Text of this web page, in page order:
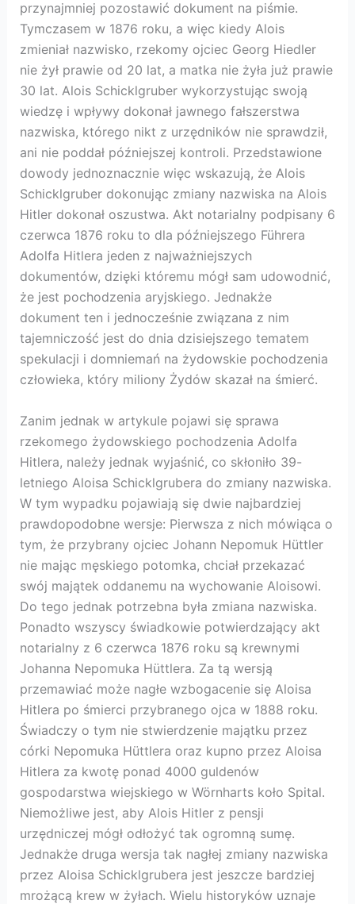
przynajmniej pozostawić dokument na piśmie.
Tymczasem w 1876 roku, a więc kiedy Alois
zmieniał nazwisko, rzekomy ojciec Georg Hiedler
nie żył prawie od 20 lat, a matka nie żyła już prawie
30 lat. Alois Schicklgruber wykorzystując swoją
wiedzę i wpływy dokonał jawnego fałszerstwa
nazwiska, którego nikt z urzędników nie sprawdził,
ani nie poddał późniejszej kontroli. Przedstawione
dowody jednoznacznie więc wskazują, że Alois
Schicklgruber dokonując zmiany nazwiska na Alois
Hitler dokonał oszustwa. Akt notarialny podpisany 6
czerwca 1876 roku to dla późniejszego Führera
Adolfa Hitlera jeden z najważniejszych
dokumentów, dzięki któremu mógł sam udowodnić,
że jest pochodzenia aryjskiego. Jednakże
dokument ten i jednocześnie związana z nim
tajemniczość jest do dnia dzisiejszego tematem
spekulacji i domniemań na żydowskie pochodzenia
człowieka, który miliony Żydów skazał na śmierć.
Zanim jednak w artykule pojawi się sprawa
rzekomego żydowskiego pochodzenia Adolfa
Hitlera, należy jednak wyjaśnić, co skłoniło 39-
letniego Aloisa Schicklgrubera do zmiany nazwiska.
W tym wypadku pojawiają się dwie najbardziej
prawdopodobne wersje: Pierwsza z nich mówiąca o
tym, że przybrany ojciec Johann Nepomuk Hüttler
nie mając męskiego potomka, chciał przekazać
swój majątek oddanemu na wychowanie Aloisowi.
Do tego jednak potrzebna była zmiana nazwiska.
Ponadto wszyscy świadkowie potwierdzający akt
notarialny z 6 czerwca 1876 roku są krewnymi
Johanna Nepomuka Hüttlera. Za tą wersją
przemawiać może nagłe wzbogacenie się Aloisa
Hitlera po śmierci przybranego ojca w 1888 roku.
Świadczy o tym nie stwierdzenie majątku przez
córki Nepomuka Hüttlera oraz kupno przez Aloisa
Hitlera za kwotę ponad 4000 guldenów
gospodarstwa wiejskiego w Wörnharts koło Spital.
Niemożliwe jest, aby Alois Hitler z pensji
urzędniczej mógł odłożyć tak ogromną sumę.
Jednakże druga wersja tak nagłej zmiany nazwiska
przez Aloisa Schicklgrubera jest jeszcze bardziej
mrożącą krew w żyłach. Wielu historyków uznaje